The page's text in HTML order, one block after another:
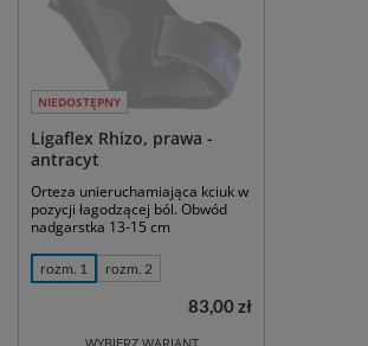
NIEDOSTĘPNY
Ligaflex Rhizo, prawa -
antracyt
Orteza unieruchamiająca kciuk w
pozycji łagodzącej ból. Obwód
nadgarstka 13-15 cm
rozm. 1 rozm. 2
83,00 zł